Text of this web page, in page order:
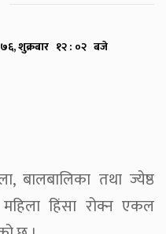
शुक्रबार १२ : ०२ बजे
बालबालिका तथा ज्येष्ठ
महिला हिंसा रोक्न एकल